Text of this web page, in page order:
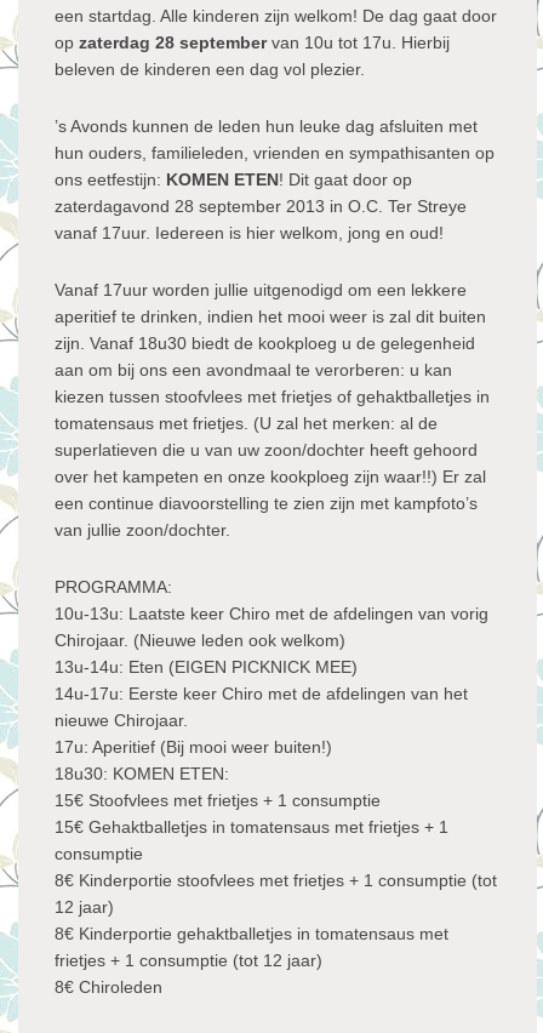
een startdag. Alle kinderen zijn welkom! De dag gaat door
op zaterdag 28 septembervan 10u tot 17u. Hierbij
beleven de kinderen een dag vol plezier.
’s Avonds kunnen de leden hun leuke dag afsluiten met
hun ouders, familieleden, vrienden en sympathisanten op
ons eetfestijn: KOMEN ETEN! Dit gaat door op
zaterdagavond 28 september 2013 in O.C. Ter Streye
vanaf 17uur. Iedereen is hier welkom, jong en oud!
Vanaf 17uur worden jullie uitgenodigd om een lekkere
aperitief te drinken, indien het mooi weer is zal dit buiten
zijn. Vanaf 18u30 biedt de kookploeg u de gelegenheid
aan om bij ons een avondmaal te verorberen: u kan
kiezen tussen stoofvlees met frietjes of gehaktballetjes in
tomatensaus met frietjes. (U zal het merken: al de
superlatieven die u van uw zoon/dochter heeft gehoord
over het kampeten en onze kookploeg zijn waar!!) Er zal
een continue diavoorstelling te zien zijn met kampfoto’s
van jullie zoon/dochter.
PROGRAMMA:
10u-13u: Laatste keer Chiro met de afdelingen van vorig
Chirojaar. (Nieuwe leden ook welkom)
13u-14u: Eten (EIGEN PICKNICK MEE)
14u-17u: Eerste keer Chiro met de afdelingen van het
nieuwe Chirojaar.
17u: Aperitief (Bij mooi weer buiten!)
18u30: KOMEN ETEN:
15€ Stoofvlees met frietjes + 1 consumptie
15€ Gehaktballetjes in tomatensaus met frietjes + 1
consumptie
8€ Kinderportie stoofvlees met frietjes + 1 consumptie (tot
12 jaar)
8€ Kinderportie gehaktballetjes in tomatensaus met
frietjes + 1 consumptie (tot 12 jaar)
8€ Chiroleden